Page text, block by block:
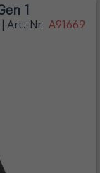
1
| Art.-Nr. A91669